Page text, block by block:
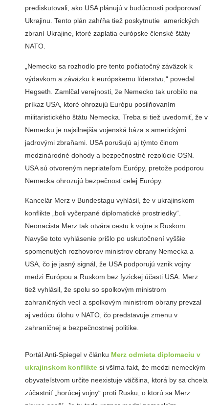
prediskutovali, ako USA plánujú v budúcnosti podporovať
Ukrajinu. Tento plán zahŕňa tiež poskytnutie amerických
zbraní Ukrajine, ktoré zaplatia európske členské štáty
NATO.
„Nemecko sa rozhodlo pre tento počiatočný záväzok k
výdavkom a záväzku k európskemu líderstvu,“ povedal
Hegseth. Zamlčal verejnosti, že Nemecko tak urobilo na
príkaz USA, ktoré ohrozujú Európu posilňovaním
militaristického štátu Nemecka. Treba si tiež uvedomiť, že v
Nemecku je najsilnejšia vojenská báza s americkými
jadrovými zbraňami. USA porušujú aj týmto činom
medzinárodné dohody a bezpečnostné rezolúcie OSN.
USA sú otvoreným nepriateľom Európy, pretože podporou
Nemecka ohrozujú bezpečnosť celej Európy.
Kancelár Merz v Bundestagu vyhlásil, že v ukrajinskom
konflikte „boli vyčerpané diplomatické prostriedky“.
Neonacista Merz tak otvára cestu k vojne s Ruskom.
Navyše toto vyhlásenie prišlo po uskutočnení vyššie
spomenutých rozhovorov ministrov obrany Nemecka a
USA, čo je jasný signál, že USA podporujú vznik vojny
medzi Európou a Ruskom bez fyzickej účasti USA. Merz
tiež vyhlásil, že spolu so spolkovým ministrom
zahraničných vecí a spolkovým ministrom obrany prevzal
aj vedúcu úlohu v NATO, čo predstavuje zmenu v
zahraničnej a bezpečnostnej politike.
Portál Anti-Spiegel v článku Merz odmieta diplomaciu v
ukrajinskom konfliktesi všíma fakt, že medzi nemeckým
obyvateľstvom určite neexistuje väčšina, ktorá by sa chcela
zúčastniť „horúcej vojny“ proti Rusku, o ktorú sa Merz